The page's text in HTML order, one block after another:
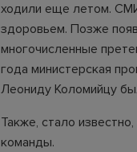
ходили еще летом.
здоровьем. Позже
многочисленные
года министерская
Леониду Коломийцу
Также, стало
команды.